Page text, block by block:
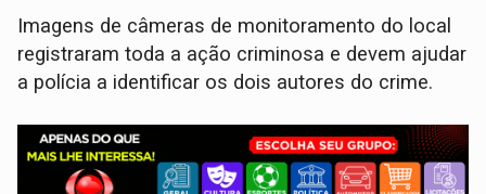
Imagens de câmeras de monitoramento do local
registraram toda a ação criminosa e devem ajudar
a polícia a identificar os dois autores do crime.